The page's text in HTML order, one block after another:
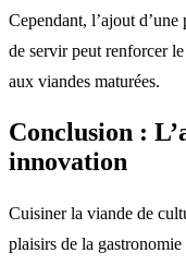
Cependant, l’ajout d’une
de servir peut renforcer
aux viandes maturées.
Conclusion :
innovation
Cuisiner la viande de
plaisirs de la